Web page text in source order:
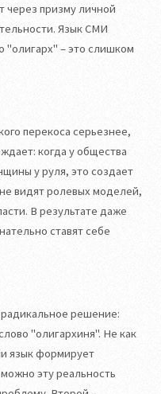
призму личной
Язык СМИ
"олигарх" – это слишком
перекоса серьезнее,
когда у общества
у руля, это создает
видят ролевых моделей,
В результате даже
ставят себе
решение:
"олигархиня". Не как
язык формирует
эту реальность